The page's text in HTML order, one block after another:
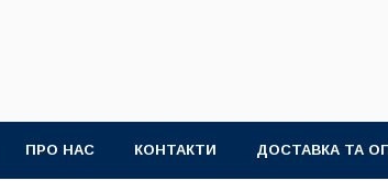
ПРО НАС КОНТАКТИ ДОСТАВКА ТА